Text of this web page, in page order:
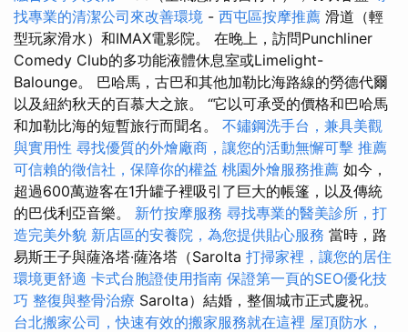
找專業的清潔公司來改善環境 - 西屯區按摩推薦 滑道（輕
型玩家滑水）和IMAX電影院。 在晚上，訪問Punchliner
Comedy Club的多功能液體休息室或Limelight-
Balounge。 巴哈馬，古巴和其他加勒比海路線的勞德代爾
以及紐約秋天的百慕大之旅。 “它以可承受的價格和巴哈馬
和加勒比海的短暫旅行而聞名。 不鏽鋼洗手台，兼具美觀
與實用性 尋找優質的外燴廠商，讓您的活動無懈可擊 推薦
可信賴的徵信社，保障你的權益 桃園外燴服務推薦 如今，
超過600萬遊客在1升罐子裡吸引了巨大的帳篷，以及傳統
的巴伐利亞音樂。 新竹按摩服務 尋找專業的醫美診所，打
造完美外貌 新店區的安養院，為您提供貼心服務 當時，路
易斯王子與薩洛塔·薩洛塔（Sarolta 打掃家裡，讓您的居住
環境更舒適 卡式台胞證使用指南 保證第一頁的SEO優化技
巧 整復與整骨治療 Sarolta）結婚，整個城市正式慶祝。
台北搬家公司，快速有效的搬家服務就在這裡 屋頂防水，